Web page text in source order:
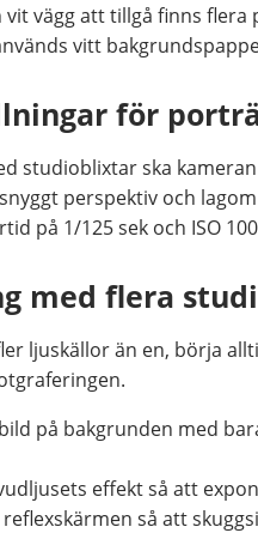
vit vägg att tillgå finns
vitt
för
studioblixtar ska
perspektiv och
på 1/125 sek och ISO
med flera
ljuskällor än en, börja
på bakgrunden med
effekt så att
så att